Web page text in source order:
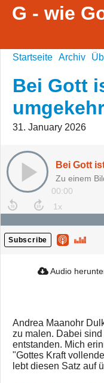
G - wie
Startseite Archiv
Bei Gott
31. January 2026
Bei Gott
Zu einem
00:00
Subscribe
Audio
Andrea Maanohr
zu malen. Dabei
entstanden. Mich
"Gottes Kraft
lebt diesen Satz auf